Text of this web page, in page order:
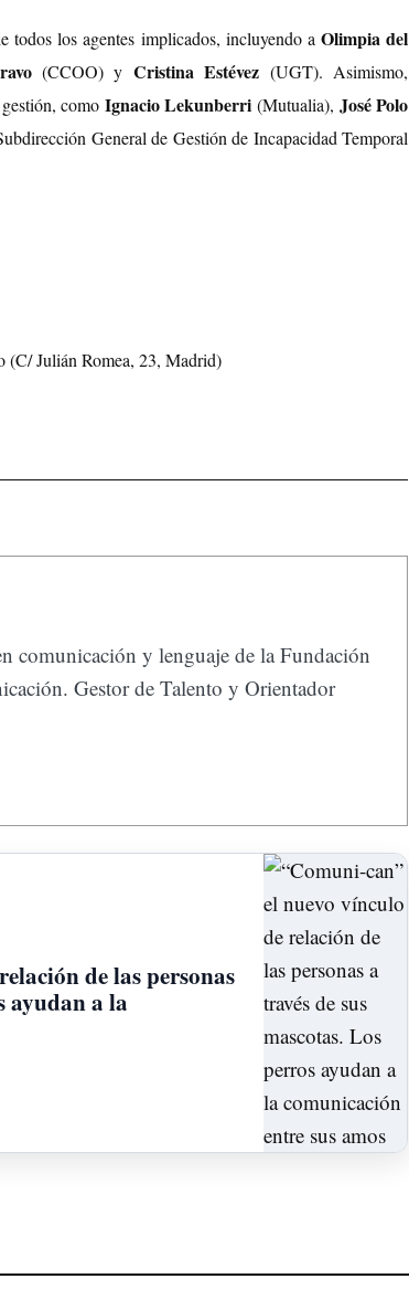
todos los agentes implicados, incluyendo a Olimpia del
(CCOO) y Cristina Estévez (UGT). Asimismo,
como Ignacio Lekunberri (Mutualia), José Polo
General de Gestión de Incapacidad Temporal
(C/ Julián Romea, 23, Madrid)
comunicación y lenguaje de la Fundación
Gestor de Talento y Orientador
de las personas
ayudan a la